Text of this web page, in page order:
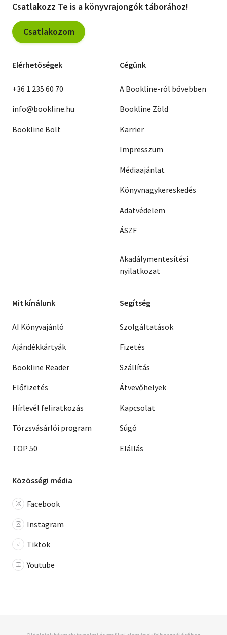
Csatlakozz Te is a könyvrajongók táborához!
Csatlakozom
Elérhetőségek
+36 1 235 60 70
info@bookline.hu
Bookline Bolt
Cégünk
A Bookline-ról bővebben
Bookline Zöld
Karrier
Impresszum
Médiaajánlat
Könyvnagykereskedés
Adatvédelem
ÁSZF
Akadálymentesítési
nyilatkozat
Mit kínálunk
AI Könyvajánló
Ajándékkártyák
Bookline Reader
Előfizetés
Hírlevél feliratkozás
Törzsvásárlói program
TOP 50
Segítség
Szolgáltatások
Fizetés
Szállítás
Átvevőhelyek
Kapcsolat
Súgó
Elállás
Közösségi média
Facebook
Instagram
Tiktok
Youtube